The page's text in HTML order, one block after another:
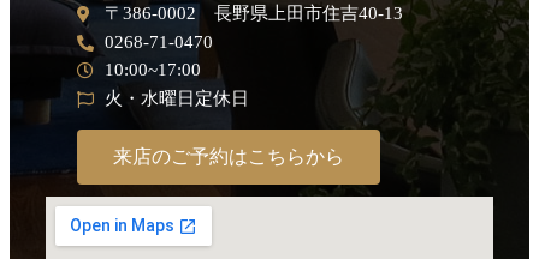
〒386-0002 長野県上田市住吉40-13
0268-71-0470
10:00~17:00
火・水曜日定休日
来店のご予約はこちらから